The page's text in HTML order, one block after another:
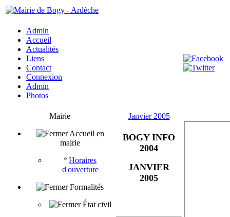
Admin
Accueil
Actualités
Liens
Contact
Connexion
Admin
Photos
Mairie
Accueil en
mairie
º Horaires
d'ouverture
Formalités
État civil
Janvier 2005
BOGY INFO
2004
JANVIER
2005